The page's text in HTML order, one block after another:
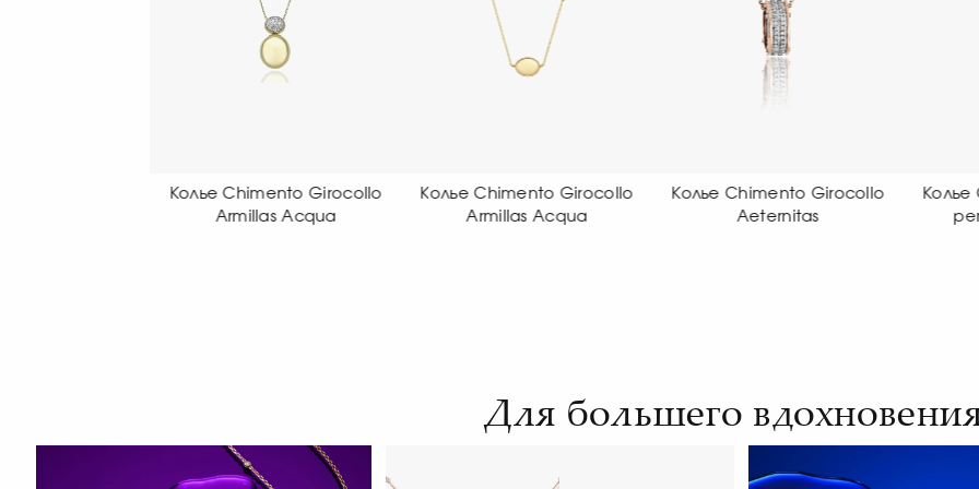
Колье Chimento Girocollo
Armillas Acqua
Колье Chimento Girocollo
Aeternitas
Колье Chimento Link Sensi
pendant necklace
Для большего